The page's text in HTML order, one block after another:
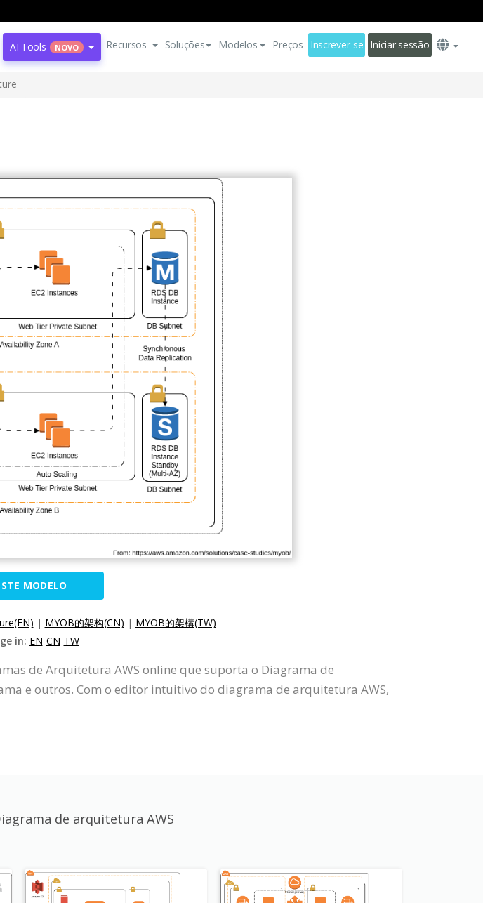
AI Tools NOVO Recursos Soluções Modelos Preços Inscrever-se Iniciar sessão
MODELO
| MYOB的架构(CN) | MYOB的架構(TW)
in: EN CN TW
de Arquitetura AWS online que suporta o Diagrama de
e outros. Com o editor intuitivo do diagrama de arquitetura AWS,
de arquitetura AWS